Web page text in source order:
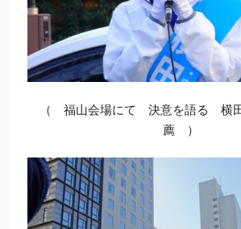
（ 福山会場にて 決意を語る 横
薦 ）